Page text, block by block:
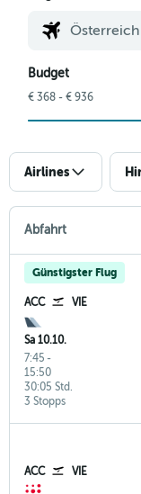
Budget
€ 368 - € 936
Airlines
Abfahrt
Günstigster Flug
ACC VIE
Sa 10.10.
7:45 -
15:50
3 Stopps
30:05 Std.
ACC VIE